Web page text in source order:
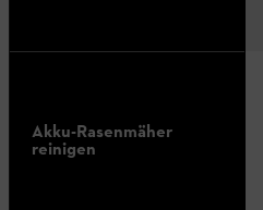
Akku-Rasenmäher
reinigen